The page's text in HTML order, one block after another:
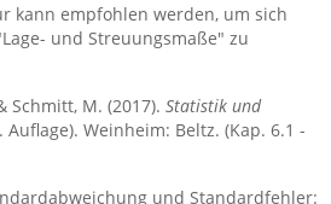
kann empfohlen werden, um sich
und Streuungsmaße" zu
Schmitt, M. (2017).Statistik und
Auflage). Weinheim: Beltz. (Kap. 6.1 -
und Standardfehler: